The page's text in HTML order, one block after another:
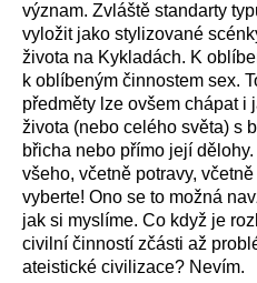
význam. Zvláště standarty
vyložit jako stylizované
života na Kykladách. K
k oblíbeným činnostem sex.
předměty lze ovšem chápat i
života (nebo celého světa) s
břicha nebo přímo její
všeho, včetně potravy,
vyberte! Ono se to možná
jak si myslíme. Co když je
civilní činností zčásti až
ateistické civilizace? Nevím.